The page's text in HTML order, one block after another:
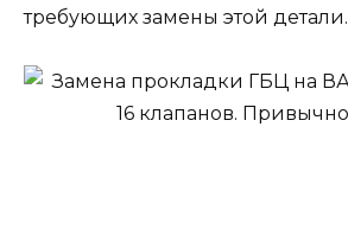
требующих замены этой детали.